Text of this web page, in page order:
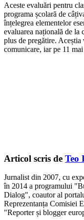
Aceste evaluări pentru
programa școlară de
înțelegrea elementelor
evaluarea națională de la
plus de pregătire.
comunicare, iar pe 11
Articol scris de Teo
Jurnalist din 2007, cu
în 2014 a programului
Dialog", coautor al
Reprezentanța Comisiei
"Reporter și blogger